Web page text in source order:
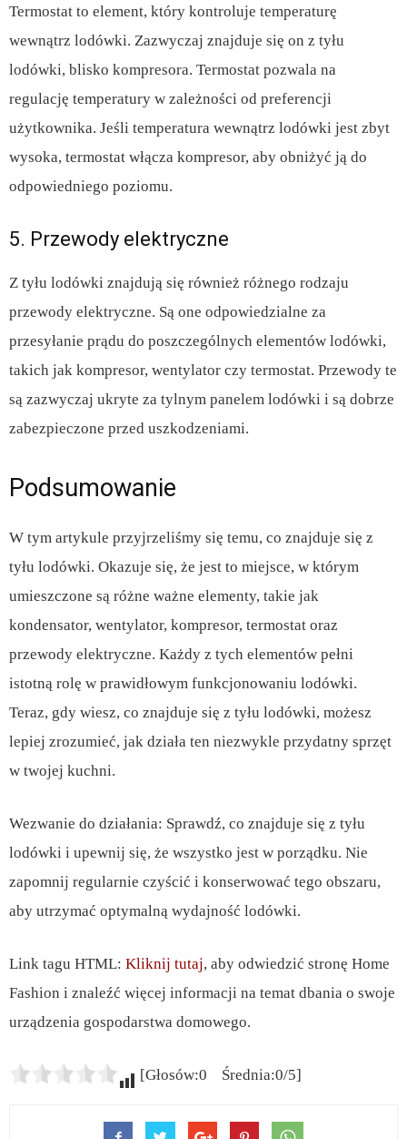
Termostat to element, który kontroluje temperaturę
wewnątrz lodówki. Zazwyczaj znajduje się on z tyłu
lodówki, blisko kompresora. Termostat pozwala na
regulację temperatury w zależności od preferencji
użytkownika. Jeśli temperatura wewnątrz lodówki jest zbyt
wysoka, termostat włącza kompresor, aby obniżyć ją do
odpowiedniego poziomu.
5. Przewody elektryczne
Z tyłu lodówki znajdują się również różnego rodzaju
przewody elektryczne. Są one odpowiedzialne za
przesyłanie prądu do poszczególnych elementów lodówki,
takich jak kompresor, wentylator czy termostat. Przewody te
są zazwyczaj ukryte za tylnym panelem lodówki i są dobrze
zabezpieczone przed uszkodzeniami.
Podsumowanie
W tym artykule przyjrzeliśmy się temu, co znajduje się z
tyłu lodówki. Okazuje się, że jest to miejsce, w którym
umieszczone są różne ważne elementy, takie jak
kondensator, wentylator, kompresor, termostat oraz
przewody elektryczne. Każdy z tych elementów pełni
istotną rolę w prawidłowym funkcjonowaniu lodówki.
Teraz, gdy wiesz, co znajduje się z tyłu lodówki, możesz
lepiej zrozumieć, jak działa ten niezwykle przydatny sprzęt
w twojej kuchni.
Wezwanie do działania: Sprawdź, co znajduje się z tyłu
lodówki i upewnij się, że wszystko jest w porządku. Nie
zapomnij regularnie czyścić i konserwować tego obszaru,
aby utrzymać optymalną wydajność lodówki.
Link tagu HTML: Kliknij tutaj, aby odwiedzić stronę Home
Fashion i znaleźć więcej informacji na temat dbania o swoje
urządzenia gospodarstwa domowego.
[Głosów:0 Średnia:0/5]